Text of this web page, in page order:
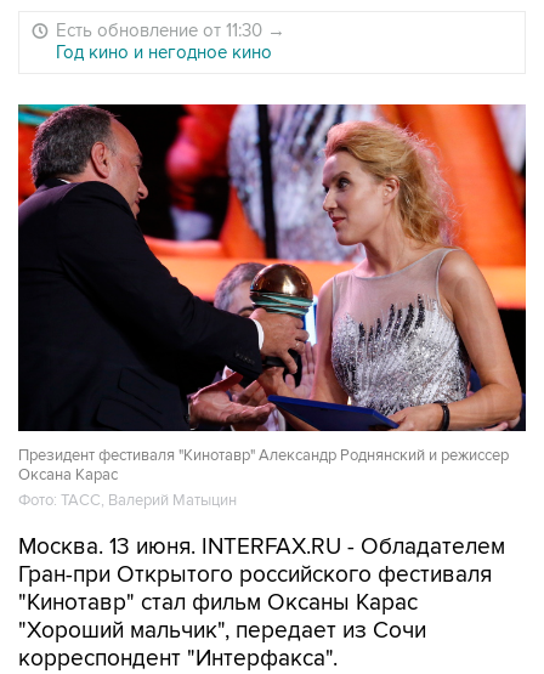
Есть обновление от 11:30 →
Год кино и негодное кино
Президент фестиваля "Кинотавр" Александр Роднянский и режиссер
Оксана Карас
Фото: ТАСС, Валерий Матыцин
Москва. 13 июня. INTERFAX.RU - Обладателем
Гран-при Открытого российского фестиваля
"Кинотавр" стал фильм Оксаны Карас
"Хороший мальчик", передает из Сочи
корреспондент "Интерфакса".